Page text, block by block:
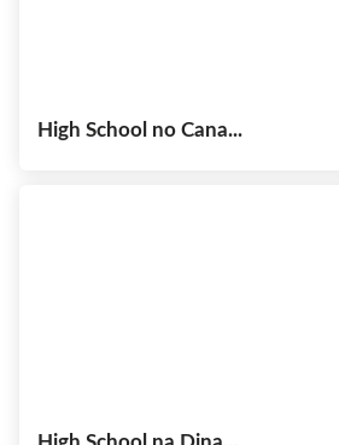
High School no Cana...